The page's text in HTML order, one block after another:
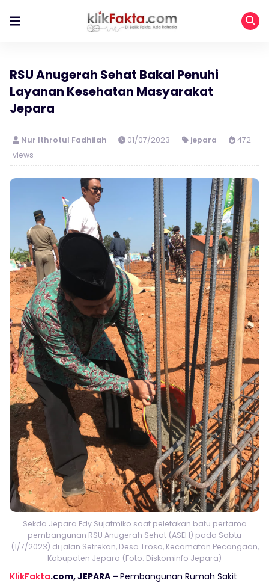
RSU Anugerah Sehat Bakal Penuhi
Layanan Kesehatan Masyarakat
Jepara
Nur Ithrotul Fadhilah 01/07/2023 jepara
472
views
Sekda Jepara Edy Sujatmiko saat peletakan batu pertama
pembangunan RSU Anugerah Sehat (ASEH) pada Sabtu
(1/7/2023) di jalan Setrekan, Desa Troso, Kecamatan Pecangaan,
Kabupaten Jepara (Foto: Diskominfo Jepara)
KlikFakta.com, JEPARA – Pembangunan Rumah Sakit